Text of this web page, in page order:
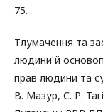
75.
Тлумачення та
людини й
прав людини та
В. Мазур, С. Р.